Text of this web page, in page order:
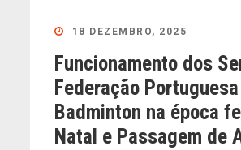
18 DEZEMBRO, 2025
Funcionamento dos
Federação
Badminton na época
Natal e Passagem de